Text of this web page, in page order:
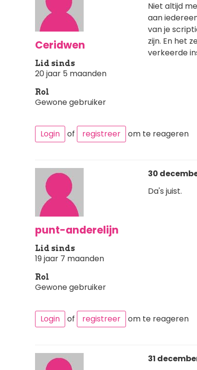
Ceridwen
Lid sinds
20 jaar 5 maanden
Rol
Gewone gebruiker
Niet altijd
aan
van je
zijn. En het
verkeerde
Login of registreer om te reageren
punt-anderelijn
Lid sinds
19 jaar 7 maanden
Rol
Gewone gebruiker
30
Da's juist.
Login of registreer om te reageren
31